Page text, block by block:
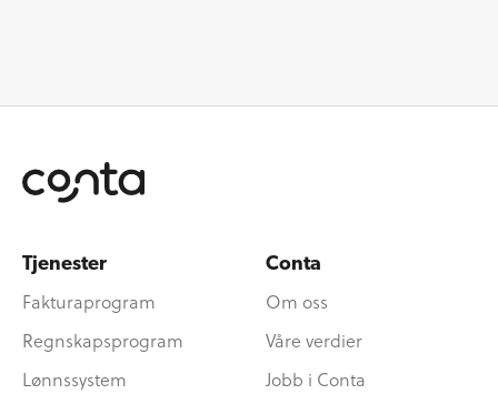
Tjenester
Fakturaprogram
Regnskapsprogram
Lønnssystem
Conta
Om oss
Våre verdier
Jobb i Conta